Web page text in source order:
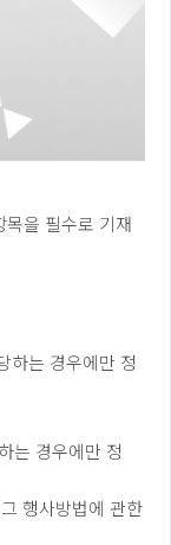
을 필수로 기재
하는 경우에만 정
는 경우에만 정
행사방법에 관한